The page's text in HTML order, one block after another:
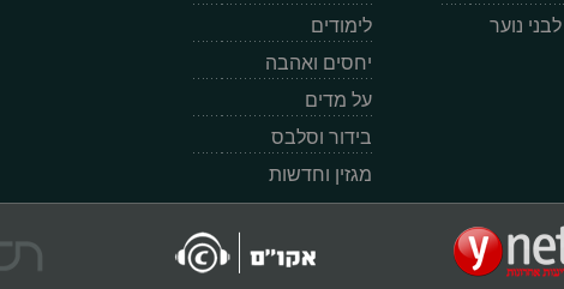
נוער
לימודים
יחסים ואהבה
על מדים
בידור וסלבס
מגזין וחדשות